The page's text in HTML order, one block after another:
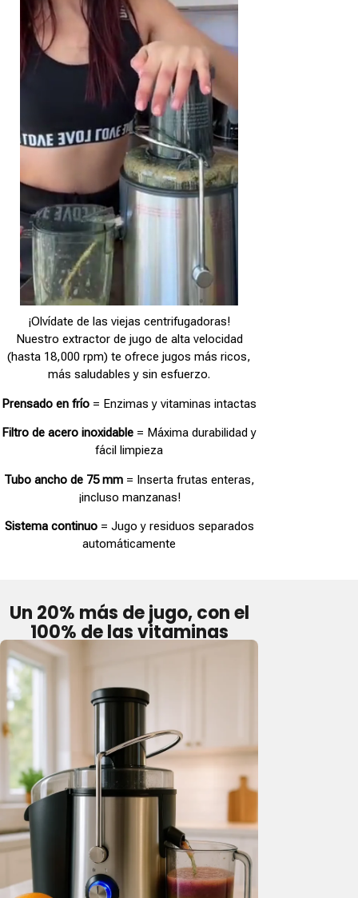
¡Olvídate de las viejas centrifugadoras!
Nuestro extractor de jugo de alta velocidad
(hasta 18,000 rpm) te ofrece jugos más ricos,
más saludables y sin esfuerzo.
Prensado en frío = Enzimas y vitaminas intactas
Filtro de acero inoxidable = Máxima durabilidad y
fácil limpieza
Tubo ancho de 75 mm= Inserta frutas enteras,
¡incluso manzanas!
Sistema continuo= Jugo y residuos separados
automáticamente
Un 20% más de jugo, con el
100% de las vitaminas